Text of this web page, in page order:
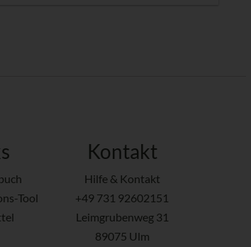
Tool
Kontakt
Hilfe & Kontakt
+49 731 92602151
Leimgrubenweg 31
89075 Ulm